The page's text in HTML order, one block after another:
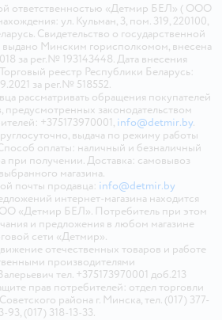
ответственностью «Детмир БЕЛ» ( ООО
ул. Кульман, 3, пом. 319, 220100,
Свидетельство о государственной
Минским горисполкомом, внесена
за рег.№ 193143448. Дата внесения
реестр Республики Беларусь:
за рег.№ 518552.
рассматривать обращения покупателей
предусмотренных законодательством
+375173970001, info@detmir.by.
выдача по режиму работы
оплаты: наличный и безналичный
при получении. Доставка: самовывоз
магазина.
почты продавца: info@detmir.by
интернет-магазина находится
«Детмир БЕЛ». Потребитель при этом
и предложения в любом магазине
сети «Детмир».
отечественных товаров и работе
производителями
тел. +375173970001 доб.213
прав потребителей: отдел торговли
района г. Минска, тел. (017) 377-
93, (017) 318-13-33.